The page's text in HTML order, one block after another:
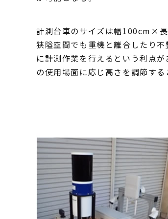
計測台車のサイズは幅100cm×
狭隘空間でも重機と離合したり
に計測作業を行えるという利点
の使用場面に応じ高さを調節する